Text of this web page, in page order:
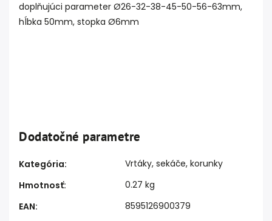
doplňujúci parameter Ø26-32-38-45-50-56-63mm,
hĺbka 50mm, stopka Ø6mm
Dodatočné parametre
Kategória:
Vrtáky, sekáče, korunky
Hmotnosť:
0.27 kg
EAN:
8595126900379